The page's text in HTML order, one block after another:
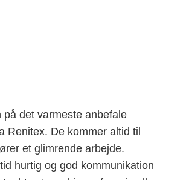
på det varmeste anbefale
Renitex. De kommer altid til
et glimrende arbejde.
hurtig og god kommunikation